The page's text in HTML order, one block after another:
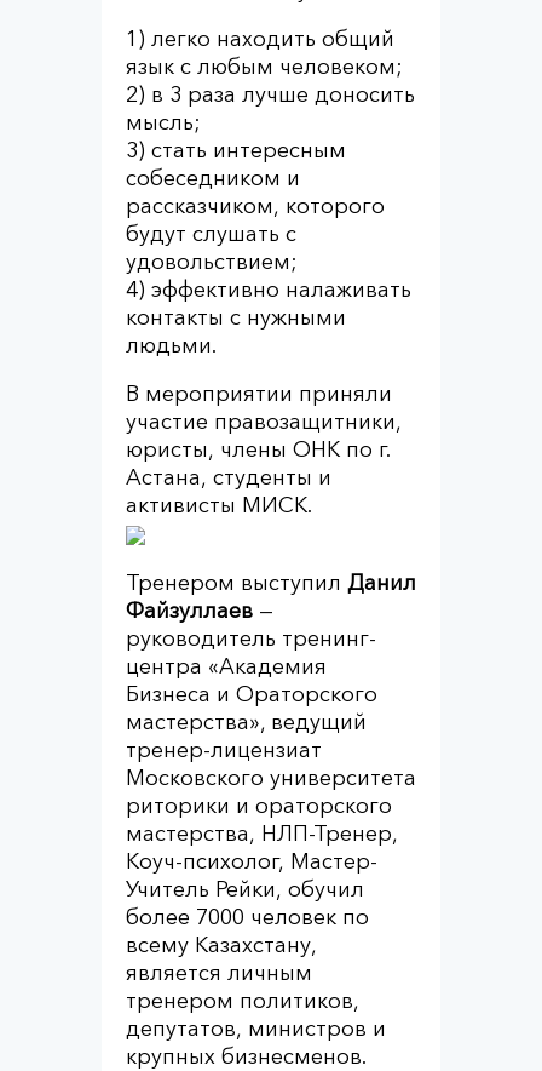
1) легко находить общий
язык с любым человеком;
2) в 3 раза лучше доносить
мысль;
3) стать интересным
собеседником и
рассказчиком, которого
будут слушать с
удовольствием;
4) эффективно налаживать
контакты с нужными
людьми.
В мероприятии приняли
участие правозащитники,
юристы, члены ОНК по г.
Астана, студенты и
активисты МИСК.
Тренером выступил Данил
Файзуллаев —
руководитель тренинг-
центра «Академия
Бизнеса и Ораторского
мастерства», ведущий
тренер-лицензиат
Московского университета
риторики и ораторского
мастерства, НЛП-Тренер,
Коуч-психолог, Мастер-
Учитель Рейки, обучил
более 7000 человек по
всему Казахстану,
является личным
тренером политиков,
депутатов, министров и
крупных бизнесменов.